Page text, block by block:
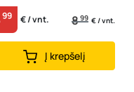
5159200
99 € / vnt. 899 € / vnt.
Į krepšelį